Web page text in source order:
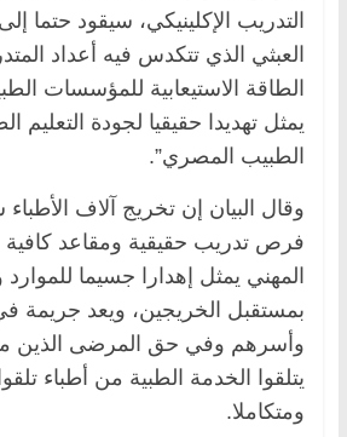
التدريب الإكلينيكي، سيقود حتما
العبثي الذي تتكدس فيه أعداد
الطاقة الاستيعابية للمؤسسات
يمثل تهديدا حقيقيا لجودة
الطبيب المصري”.
وقال البيان إن تخريج آلاف الأطباء
فرص تدريب حقيقية ومقاعد كافية
المهني يمثل إهدارا جسيما للموارد
بمستقبل الخريجين، ويعد جريمة
وأسرهم وفي حق المرضى الذين
يتلقوا الخدمة الطبية من أطباء تلقوا
ومتكاملا.